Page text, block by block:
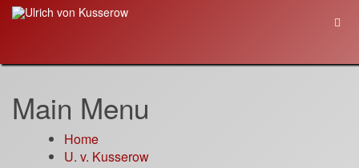
Main Menu
Home
U. v. Kusserow